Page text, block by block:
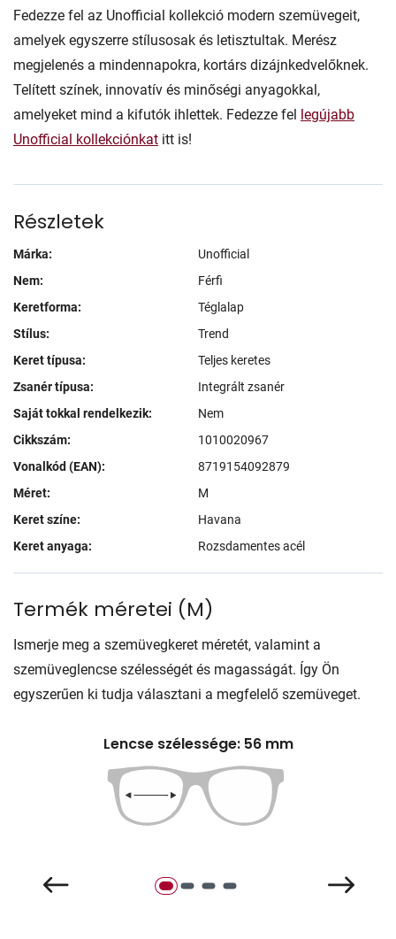
Fedezze fel az Unofficial kollekció modern szemüvegeit,
amelyek egyszerre stílusosak és letisztultak. Merész
megjelenés a mindennapokra, kortárs dizájnkedvelőknek.
Telített színek, innovatív és minőségi anyagokkal,
amelyeket mind a kifutók ihlettek. Fedezze fel legújabb
Unofficial kollekciónkat itt is!
Részletek
Márka:
Unofficial
Nem:
Férfi
Keretforma:
Téglalap
Stílus:
Trend
Keret típusa:
Teljes keretes
Zsanér típusa:
Integrált zsanér
Saját tokkal rendelkezik:
Nem
Cikkszám:
1010020967
Vonalkód (EAN):
8719154092879
Méret:
M
Keret színe:
Havana
Keret anyaga:
Rozsdamentes acél
Termék méretei (M)
Ismerje meg a szemüvegkeret méretét, valamint a
szemüveglencse szélességét és magasságát. Így Ön
egyszerűen ki tudja választani a megfelelő szemüveget.
Lencse szélessége: 56 mm